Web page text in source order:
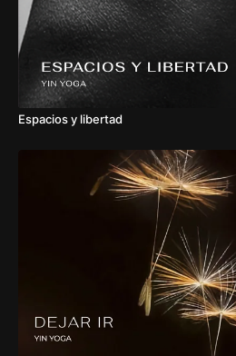
Espacios y libertad